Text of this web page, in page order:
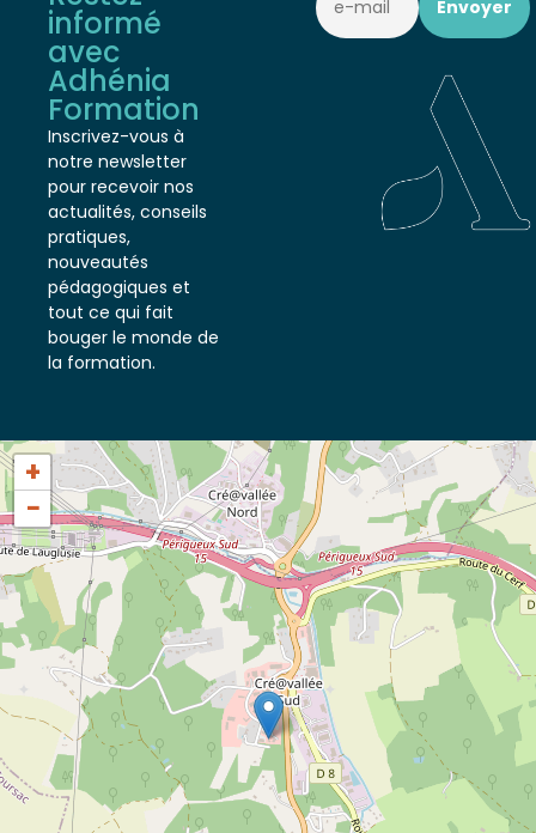
Restez
informé
avec
Adhénia
Formation
Inscrivez-vous à
notre newsletter
pour recevoir nos
actualités, conseils
pratiques,
nouveautés
pédagogiques et
tout ce qui fait
bouger le monde de
+
−